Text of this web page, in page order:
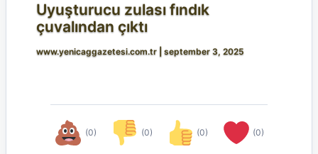
Uyuşturucu zulası fındık
çuvalından çıktı
www.yenicaggazetesi.com.tr september 3, 2025
(0) (0) (0) (0)